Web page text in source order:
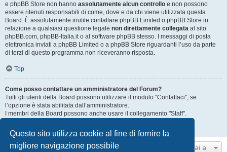
Questo sito utilizza cookie al fine di fornire la
migliore navigazione possibile
e phpBB Store non hanno assolutamente alcun controllo e non possono
essere ritenuti responsabili di come, dove e da chi viene utilizzata questa
Board. È assolutamente inutile contattare phpBB Limited o phpBB Store in
relazione a qualsiasi questione legale non direttamente collegata al sito
phpBB.com, phpBB-Italia.it o al software phpBB stesso. I messaggi di posta
elettronica inviati a phpBB Limited o a phpBB Store riguardanti l’uso da parte
di terzi di questo programma non riceveranno risposta.
Top
Come posso contattare un amministratore del Forum?
Tutti gli utenti della Board possono utilizzare il modulo "Contattaci", se
l’opzione è stata abilitata dall’amministratore.
I membri della Board possono anche usare il collegamento "Staff".
Top
Vai a